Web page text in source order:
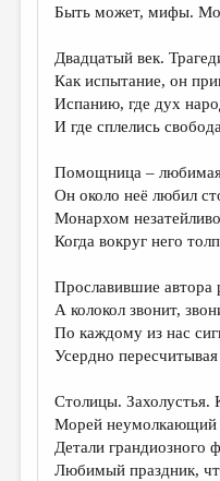
МАЛАЯ ПРОЗА
ЭССЕИСТИКА
ЛИТЕРАТУРОВЕДЕНИЕ
КУЛЬТУРОВЕДЕНИЕ
ПУБЛИЦИСТИКА
РЕЦЕНЗИРОВАНИЕ
ЦИКЛЫ ПУБЛИКАЦИЙ
ТРЕДИАКОВСКИЙ
МЕДИА
ВКОНТАКТЕ
Быть может, мифы.
Двадцатый век.
Как испытание, он
Испанию, где дух
И где сплелись
Помощница –
Он около неё любил
Монархом
Когда вокруг него
Прославившие автора
А колокол звонит,
По каждому из нас
Усердно
Столицы. Захолустья.
Морей неумолкающий
Детали грандиозного
Любимый праздник,